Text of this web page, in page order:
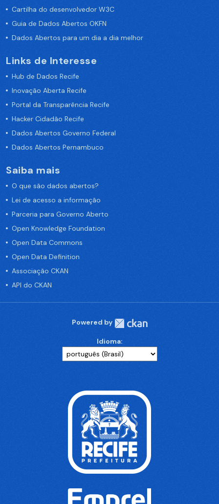
Cartilha do desenvolvedor W3C
Guia de Dados Abertos OKFN
Dados Abertos para um dia a dia melhor
Links de Interesse
Hub de Dados Recife
Inovação Aberta Recife
Portal da Transparência Recife
Hacker Cidadão Recife
Dados Abertos Governo Federal
Dados Abertos Pernambuco
Saiba mais
O que são dados abertos?
Lei de acesso a informação
Parceria para Governo Aberto
Open Knowledge Foundation
Open Data Commons
Open Data Definition
Associação CKAN
API do CKAN
Powered by
Idioma